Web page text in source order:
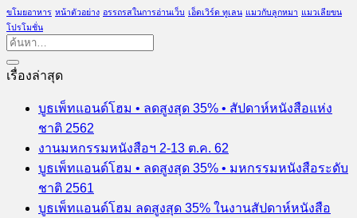
ขโมยอาหาร หน้าตัวอย่าง อรรถรสในการอ่านเว็บ เอ็ดเวิร์ด ทูเลน แมวกับลูกหมา แมวเลียขน
โปรโมชั่น
เรื่องล่าสุด
บูธเพ็ทแอนด์โฮม • ลดสูงสุด 35% • สัปดาห์หนังสือแห่ง
ชาติ 2562
งานมหกรรมหนังสือฯ 2-13 ต.ค. 62
บูธเพ็ทแอนด์โฮม • ลดสูงสุด 35% • มหกรรมหนังสือระดับ
ชาติ 2561
บูธเพ็ทแอนด์โฮม ลดสูงสุด 35% ในงานสัปดาห์หนังสือ